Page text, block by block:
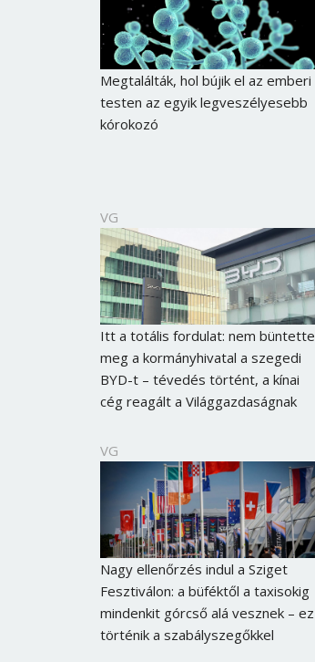
Megtalálták, hol bújik el az emberi
testen az egyik legveszélyesebb
kórokozó
VG
Itt a totális fordulat: nem büntette
meg a kormányhivatal a szegedi
BYD-t – tévedés történt, a kínai
cég reagált a Világgazdaságnak
VG
Nagy ellenőrzés indul a Sziget
Fesztiválon: a büféktől a taxisokig
mindenkit górcső alá vesznek – ez
történik a szabályszegőkkel